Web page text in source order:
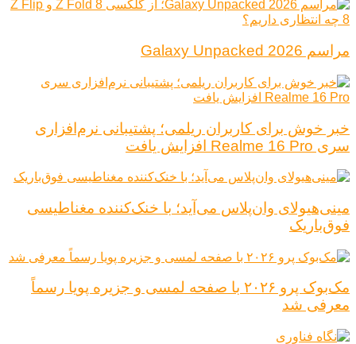
مراسم Galaxy Unpacked 2026
خبر خوش برای کاربران ریلمی؛ پشتیبانی نرم‌افزاری
سری Realme 16 Pro افزایش یافت
مینی‌هیولای وان‌پلاس می‌آید؛ با خنک‌کننده مغناطیسی
فوق‌باریک
مک‌بوک پرو ۲۰۲۶ با صفحه لمسی و جزیره پویا رسماً
معرفی شد